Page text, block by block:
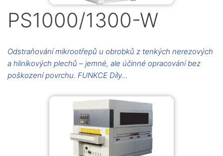
PS1000/1300-W
Odstraňování mikrootřepů u obrobků z tenkých nerezových
a hliníkových plechů – jemné, ale účinné opracování bez
poškození povrchu. FUNKCE Díly…